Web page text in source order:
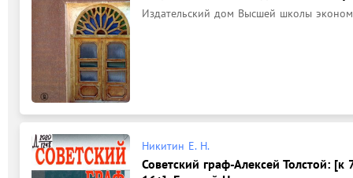
Издательский дом Высшей школы
Никитин Е. Н.
Советский граф-Алексей Толстой: